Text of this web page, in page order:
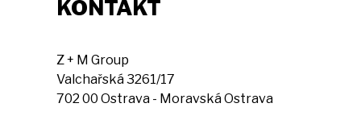
KONTAKT
Z + M Group
Valchařská 3261/17
702 00 Ostrava - Moravská Ostrava